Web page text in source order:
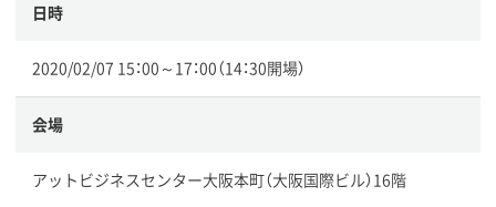
日時
2020/02/07 15：00～17：00（14：30開場）
会場
アットビジネスセンター大阪本町（大阪国際ビル）16階